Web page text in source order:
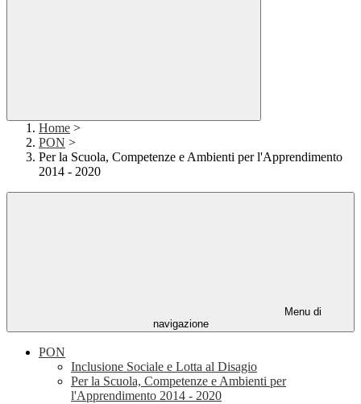
Home >
PON >
Per la Scuola, Competenze e Ambienti per l'Apprendimento
2014 - 2020
Menu di
navigazione
PON
Inclusione Sociale e Lotta al Disagio
Per la Scuola, Competenze e Ambienti per
l'Apprendimento 2014 - 2020